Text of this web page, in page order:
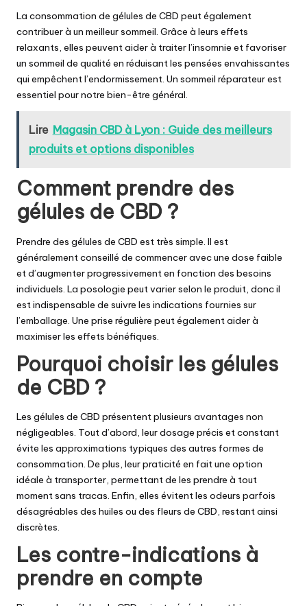
La consommation de gélules de CBD peut également
contribuer à un meilleur sommeil. Grâce à leurs effets
relaxants, elles peuvent aider à traiter l’insomnie et favoriser
un sommeil de qualité en réduisant les pensées envahissantes
qui empêchent l’endormissement. Un sommeil réparateur est
essentiel pour notre bien-être général.
Lire Magasin CBD à Lyon : Guide des meilleurs
produits et options disponibles
Comment prendre des
gélules de CBD ?
Prendre des gélules de CBD est très simple. Il est
généralement conseillé de commencer avec une dose faible
et d’augmenter progressivement en fonction des besoins
individuels. La posologie peut varier selon le produit, donc il
est indispensable de suivre les indications fournies sur
l’emballage. Une prise régulière peut également aider à
maximiser les effets bénéfiques.
Pourquoi choisir les gélules
de CBD ?
Les gélules de CBD présentent plusieurs avantages non
négligeables. Tout d’abord, leur dosage précis et constant
évite les approximations typiques des autres formes de
consommation. De plus, leur praticité en fait une option
idéale à transporter, permettant de les prendre à tout
moment sans tracas. Enfin, elles évitent les odeurs parfois
désagréables des huiles ou des fleurs de CBD, restant ainsi
discrètes.
Les contre-indications à
prendre en compte